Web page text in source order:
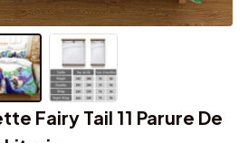
Fairy Tail 11 Parure De